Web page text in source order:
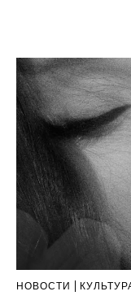
НОВОСТИ